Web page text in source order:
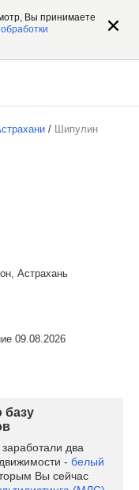
Вы принимаете
/ Шипулин
Астрахань
09.08.2026
базу
два
- белый
Вы сейчас